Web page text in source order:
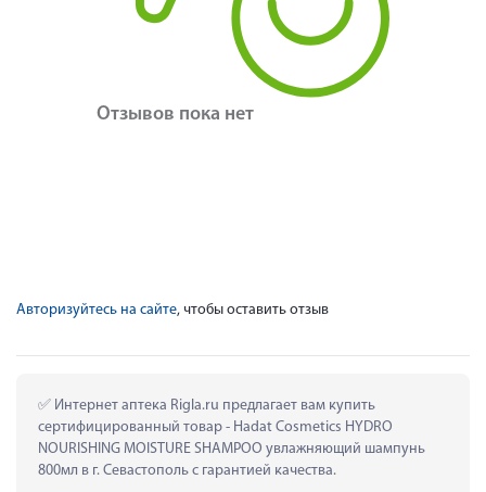
Отзывов пока нет
Авторизуйтесь на сайте, чтобы оставить отзыв
Интернет аптека Rigla.ru предлагает вам купить
сертифицированный товар - Hadat Cosmetics HYDRO
NOURISHING MOISTURE SHAMPOO увлажняющий шампунь
800мл в г. Севастополь с гарантией качества.